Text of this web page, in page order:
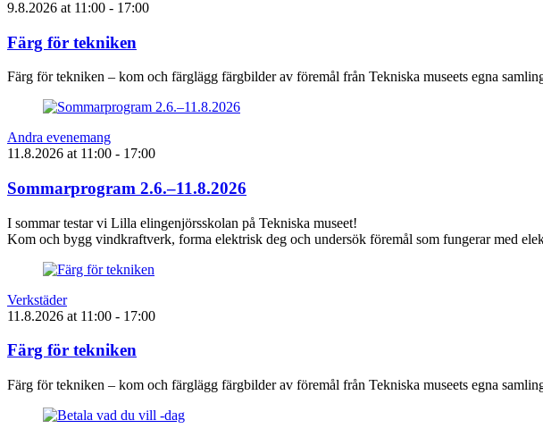
9.8.2026 at 11:00 - 17:00
Färg för tekniken
Färg för tekniken – kom och färglägg färgbilder av föremål från Tekniska museets egna
Andra evenemang
11.8.2026 at 11:00 - 17:00
Sommarprogram 2.6.–11.8.2026
I sommar testar vi Lilla elingenjörsskolan på Tekniska museet!
Kom och bygg vindkraftverk, forma elektrisk deg och undersök föremål som fungerar med
Verkstäder
11.8.2026 at 11:00 - 17:00
Färg för tekniken
Färg för tekniken – kom och färglägg färgbilder av föremål från Tekniska museets egna